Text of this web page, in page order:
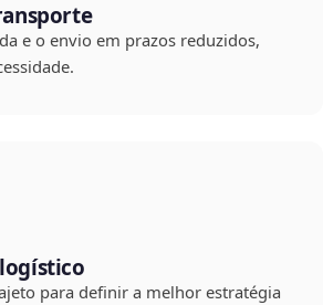
e o envio em prazos reduzidos,
para definir a melhor estratégia